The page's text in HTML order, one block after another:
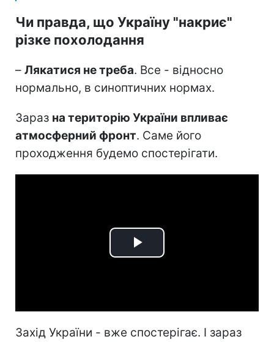
Чи правда, що Україну "накриє"
різке похолодання
– Лякатися не треба. Все - відносно
нормально, в синоптичних нормах.
Зараз на територію України впливає
атмосферний фронт. Саме його
проходження будемо спостерігати.
Play
Захід України - вже спостерігає. І зараз